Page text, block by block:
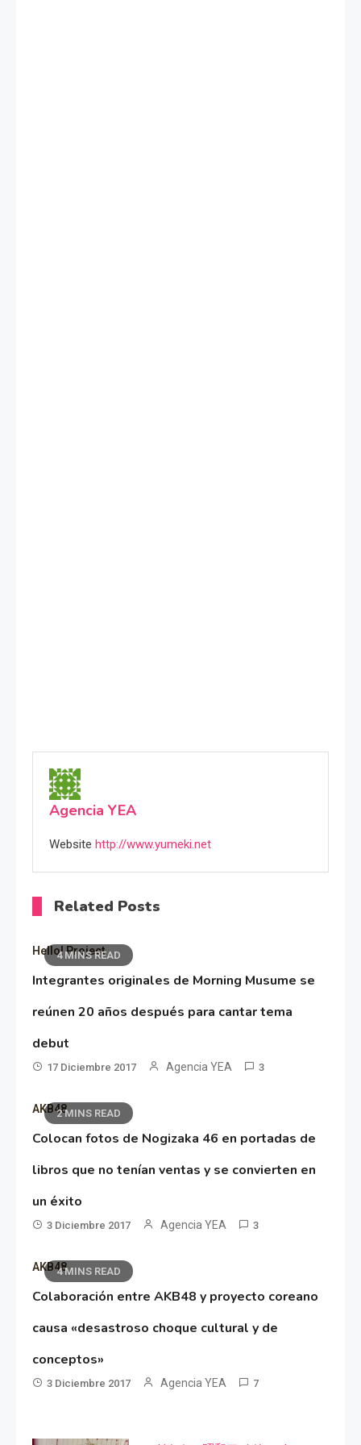
Agencia YEA
Website http://www.yumeki.net
Related Posts
4 MINS READ
Hello! Project
Integrantes originales de Morning Musume se
reúnen 20 años después para cantar tema
debut
17 Diciembre 2017 Agencia YEA 3
2 MINS READ
AKB48
Colocan fotos de Nogizaka 46 en portadas de
libros que no tenían ventas y se convierten en
un éxito
3 Diciembre 2017 Agencia YEA 3
4 MINS READ
AKB48
Colaboración entre AKB48 y proyecto coreano
causa «desastroso choque cultural y de
conceptos»
3 Diciembre 2017 Agencia YEA 7